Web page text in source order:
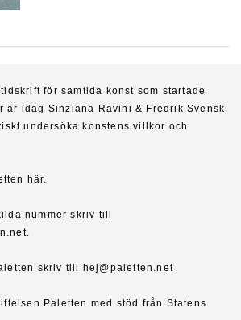
för samtida konst som startade
är idag Sinziana Ravini & Fredrik Svensk.
undersöka konstens villkor och
här.
nummer skriv till
skriv till hej@paletten.net
Paletten med stöd från Statens